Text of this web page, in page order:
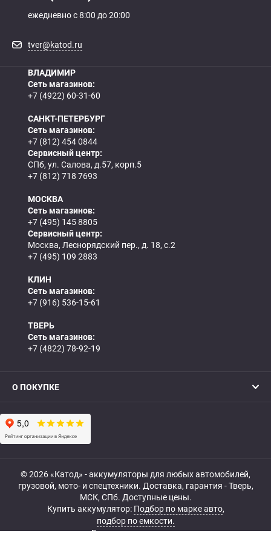
ежедневно с 8:00 до 20:00
tver@katod.ru
ВЛАДИМИР
Сеть магазинов:
+7 (4922) 60-31-60
САНКТ-ПЕТЕРБУРГ
Сеть магазинов:
+7 (812) 454 0844
Сервисный центр:
СПб, ул. Салова, д.57, корп.5
+7 (812) 718 7693
МОСКВА
Сеть магазинов:
+7 (495) 145 8805
Сервисный центр:
Москва, Леснорядский пер., д. 18, с.2
+7 (495) 109 2883
КЛИН
Сеть магазинов:
+7 (916) 536-15-61
ТВЕРЬ
Сеть магазинов:
+7 (4822) 78-92-19
О ПОКУПКЕ
© 2026 «Катод» - аккумуляторы для любых автомобилей,
грузовой, мото- и спецтехники. Доставка, гарантия - Тверь,
МСК, СПб. Доступные цены.
Купить аккумулятор: Подбор по марке авто,
подбор по емкости.
Все права защищены.